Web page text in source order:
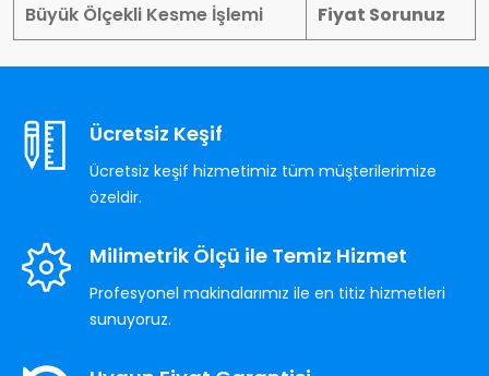
Büyük Ölçekli Kesme İşlemi
Fiyat Sorunuz
Ücretsiz Keşif
Ücretsiz keşif hizmetimiz tüm müşterilerimize
özeldir.
Milimetrik Ölçü ile Temiz Hizmet
Profesyonel makinalarımız ile en titiz hizmetleri
sunuyoruz.